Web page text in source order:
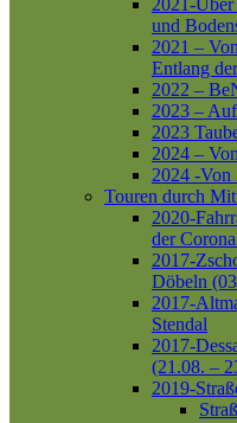
und
2021 –
Entlang
2022 –
2023 –
2023
2024 –
2024 -Von
Touren durch
2020-
der
2017-
Döbeln
2017-
Stendal
2017-
(21.08. –
2019-